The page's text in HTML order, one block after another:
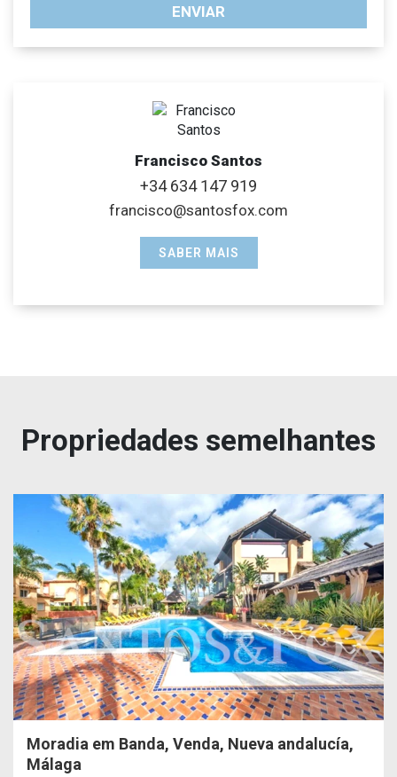
ENVIAR
Francisco Santos
+34 634 147 919
francisco@santosfox.com
SABER MAIS
Propriedades semelhantes
Moradia em Banda, Venda, Nueva andalucía,
Málaga